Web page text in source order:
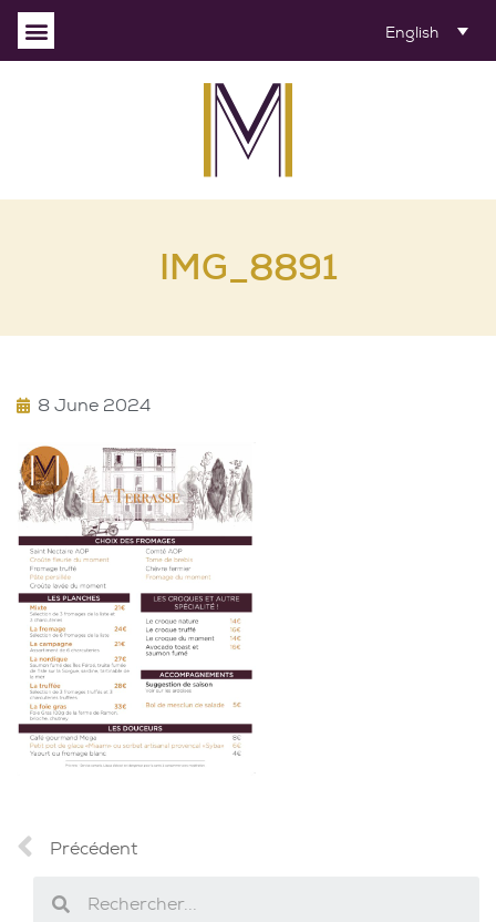
English
IMG_8891
8 June 2024
Précédent